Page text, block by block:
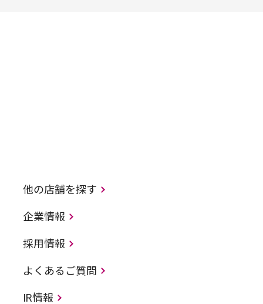
他の店舗を探す
企業情報
採用情報
よくあるご質問
IR情報